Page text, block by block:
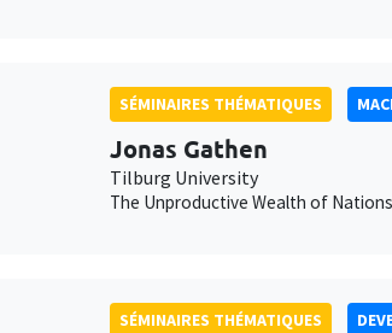
SÉMINAIRES THÉMATIQUES
Jonas Gathen
Tilburg University
The Unproductive Wealth of
SÉMINAIRES THÉMATIQUES